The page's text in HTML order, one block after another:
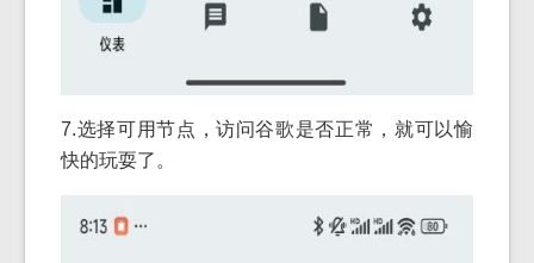
7.选择可用节点，访问谷歌是否正常，就可以愉
快的玩耍了。